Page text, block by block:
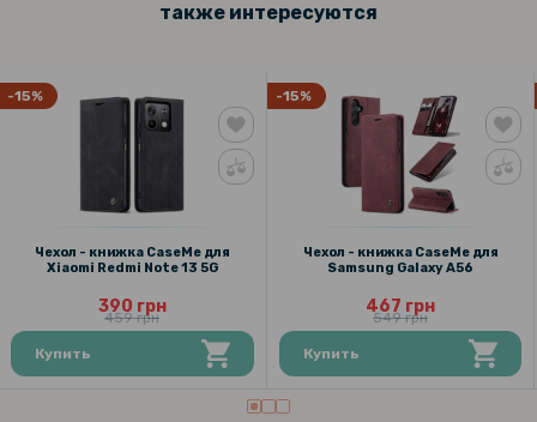
Кожаный чехол - накладка CODE Tactile Experience для Xiaomi 14T
также интересуются
-15%
Чехол - книжка CaseMe для
Xiaomi Redmi Note 13 5G
390 грн
459 грн
Купить
-15%
Чехол - книжка CaseMe для
Samsung Galaxy A56
467 грн
549 грн
Купить